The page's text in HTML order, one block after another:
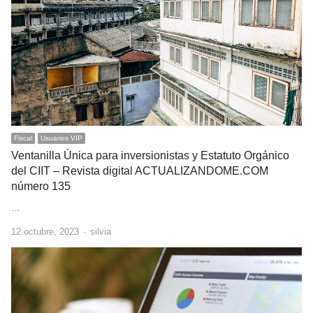
Fiscal Usuarios VIP
Ventanilla Única para inversionistas y Estatuto Orgánico
del CIIT – Revista digital ACTUALIZANDOME.COM
número 135
12 octubre, 2023 Author
silvia